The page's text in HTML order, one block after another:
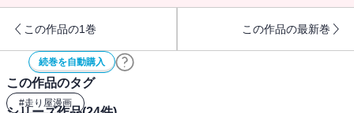
この作品の1巻 この作品の最新巻
続巻を自動購入
この作品のタグ
#走り屋漫画